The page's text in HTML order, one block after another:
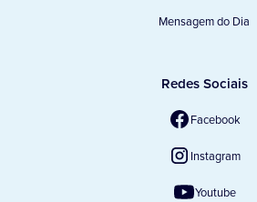
Mensagem do Dia
Redes Sociais
Facebook
Instagram
Youtube